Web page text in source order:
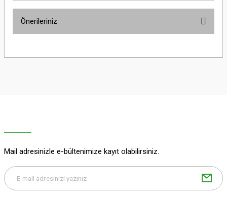
Önerileriniz
yetersiz gördüğünüz noktaları öneri formunu kullanarak tarafımıza
Bu ürüne benzer farklı alternatifler olmalı.
Mail adresinizle e-bültenimize kayıt olabilirsiniz.